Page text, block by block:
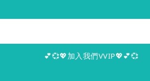
💕💞💖加入我們VVIP💖💕💞